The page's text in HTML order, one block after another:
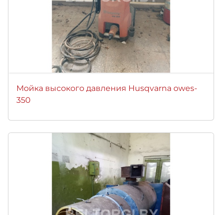
Мойка высокого давления Husqvarna owes-
350